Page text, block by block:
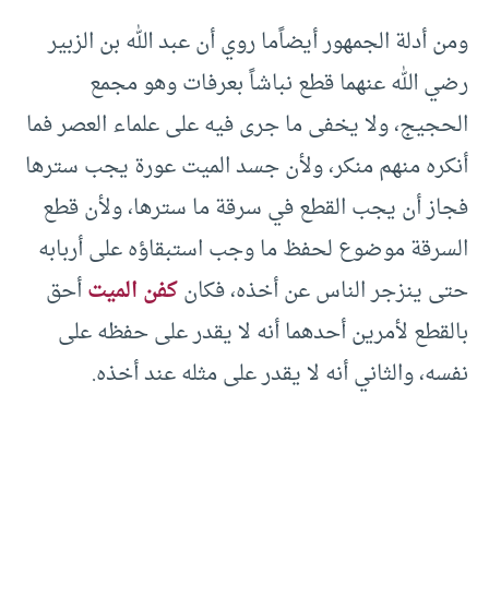
ومن أدلة الجمهور أيضاًما روي أن عبد الله بن الزبير
رضي الله عنهما قطع نباشاً بعرفات وهو مجمع
الحجيج، ولا يخفى ما جرى فيه على علماء العصر فما
أنكره منهم منكر، ولأن جسد الميت عورة يجب سترها
فجاز أن يجب القطع في سرقة ما سترها، ولأن قطع
السرقة موضوع لحفظ ما وجب استبقاؤه على أربابه
حتى ينزجر الناس عن أخذه، فكانكفن الميتأحق
بالقطع لأمرين أحدهما أنه لا يقدر على حفظه على
نفسه، والثاني أنه لا يقدر على مثله عند أخذه.